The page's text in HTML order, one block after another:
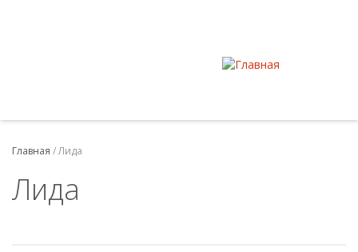
Главная /Лида
Лида